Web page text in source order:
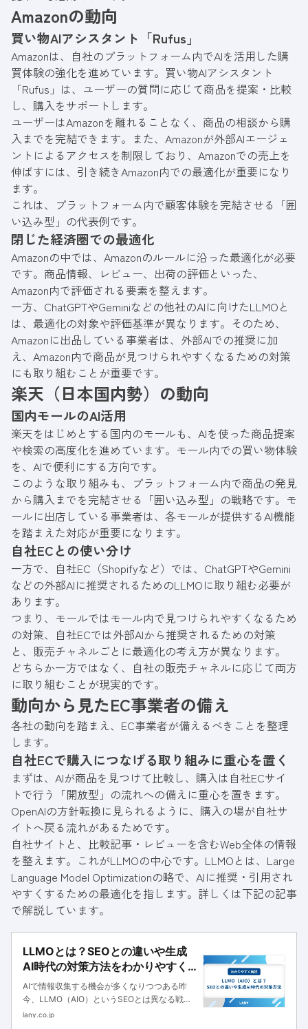
Amazonの動向
買い物AIアシスタント「Rufus」
Amazonは、自社のプラットフォーム内でAIを活用した購
買体験の強化を進めています。買い物AIアシスタント
「Rufus」は、ユーザーの質問に応じて商品を提案・比較
し、購入をサポートします。
ユーザーはAmazonを離れることなく、商品の相談から購
入までを完結できます。また、Amazonが外部AIエージェ
ントによるアクセスを制限しており、Amazonでの売上を
伸ばすには、引き続きAmazon内での最適化が重要になり
ます。
これは、プラットフォーム内で顧客体験を完結させる「囲
い込み型」の代表例です。
閉じた経済圏での最適化
Amazonの中では、Amazonのルールに沿った最適化が必要
です。商品情報、レビュー、出荷の評価といった、
Amazon内で評価される要素を整えます。
一方、ChatGPTやGeminiなどの他社のAIに向けたLLMOと
は、最適化の対象や評価基準が異なります。そのため、
Amazonに出品している事業者は、外部AIでの推奨に加
え、Amazon内で商品が見つけられやすくなるための対策
にも取り組むことが重要です。
楽天（日本国内勢）の動向
国内モールのAI活用
楽天をはじめとする国内のモールも、AIを使った商品提案
や検索の高度化を進めています。モール内での買い物体験
を、AIで便利にする方向です。
このような取り組みも、プラットフォーム内で商品の発見
から購入までを完結させる「囲い込み型」の戦略です。モ
ールに出店している事業者は、各モールが提供するAI機能
を踏まえた対応が重要になります。
自社ECとの使い分け
一方で、自社EC（Shopifyなど）では、ChatGPTやGemini
などの外部AIに推奨されるためのLLMOに取り組む必要が
あります。
つまり、モールではモール内で見つけられやすくなるため
の対策、自社ECでは外部AIから推奨されるための対策
と、販売チャネルごとに最適化の考え方が異なります。
どちらか一方ではなく、自社の販売チャネルに応じて両方
に取り組むことが現実的です。
動向から見たEC事業者の備え
各社の動向を踏まえ、EC事業者が備えるべきことを整理
します。
自社ECで購入につなげる取り組みに重心を置く
まずは、AIが商品を見つけて比較し、購入は自社ECサイ
トで行う「開放型」の流れへの備えに重心を置きます。
OpenAIの方針転換に見られるように、購入の場が自社サ
イトへ戻る流れがあるためです。
自社サイトと、比較記事・レビューを含むWeb全体の情報
を整えます。これがLLMOの中心です。LLMOとは、Large
Language Model Optimizationの略で、AIに推奨・引用され
やすくするための最適化を指します。詳しくは下記の記事
で解説しています。
LLMOとは？SEOとの違いや生成
AI時代の対策方法をわかりやすく
解説
AIで情報収集する機会が多くなりつつある昨
今、LLMO（AIO）というSEOとは異なる戦略
が注目されています。本記事では、LLMOの基
lany.co.jp